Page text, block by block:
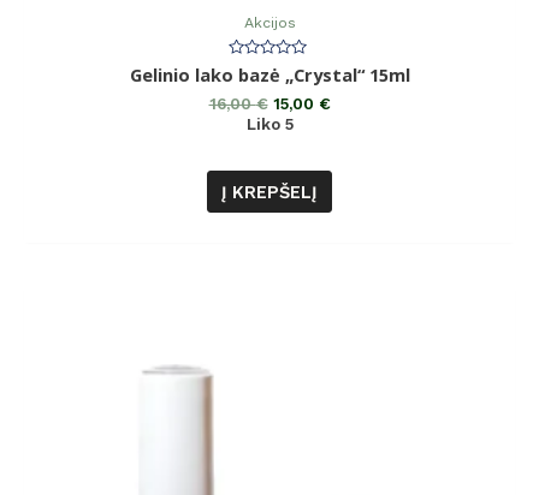
Akcijos
Įvertinimas:
0
iš
5
Gelinio lako bazė „Crystal“ 15ml
16,00€ 15,00 €
Liko 5
Į KREPŠELĮ